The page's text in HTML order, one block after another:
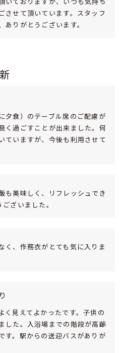
させて頂いています。スタッフ
ありがとうございます。
夕食）のテーブル席のご配慮が
く過ごすことが出来ました。何
ていますが、今後も利用させて
も美味しく、リフレッシュでき
ざいました。
く、作務衣がとても気に入りま
く見えてよかったです。子供の
した。入浴場までの階段が高齢
す。駅からの送迎バスがありが